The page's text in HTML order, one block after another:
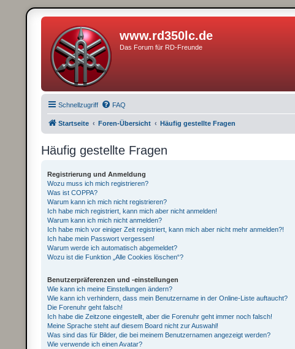
www.rd350lc.de
Das Forum für RD-Freunde
Schnellzugriff FAQ
Startseite Foren-Übersicht Häufig gestellte Fragen
Häufig gestellte Fragen
Registrierung und Anmeldung
Wozu muss ich mich registrieren?
Was ist COPPA?
Warum kann ich mich nicht registrieren?
Ich habe mich registriert, kann mich aber nicht anmelden!
Warum kann ich mich nicht anmelden?
Ich habe mich vor einiger Zeit registriert, kann mich aber nicht mehr anmelden?!
Ich habe mein Passwort vergessen!
Warum werde ich automatisch abgemeldet?
Wozu ist die Funktion „Alle Cookies löschen“?
Benutzerpräferenzen und -einstellungen
Wie kann ich meine Einstellungen ändern?
Wie kann ich verhindern, dass mein Benutzername in der Online-Liste auftaucht?
Die Forenuhr geht falsch!
Ich habe die Zeitzone eingestellt, aber die Forenuhr geht immer noch falsch!
Meine Sprache steht auf diesem Board nicht zur Auswahl!
Was sind das für Bilder, die bei meinem Benutzernamen angezeigt werden?
Wie verwende ich einen Avatar?